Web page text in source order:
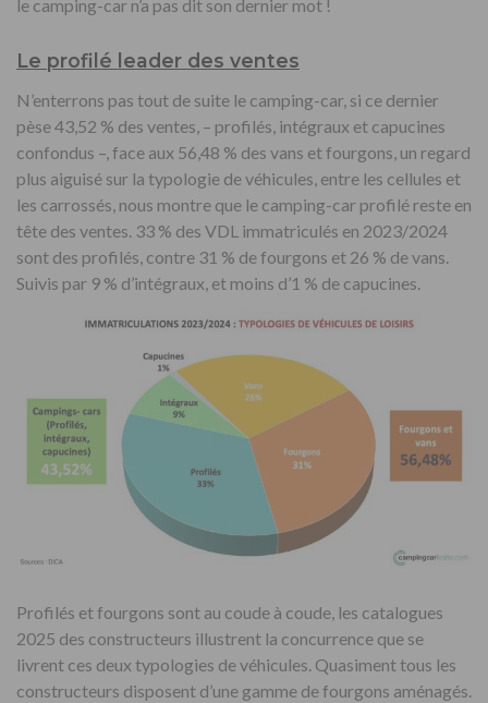
le camping-car n’a pas dit son dernier mot !
Le profilé leader des ventes
N’enterrons pas tout de suite le camping-car, si ce dernier
pèse 43,52 % des ventes, – profilés, intégraux et capucines
confondus –, face aux 56,48 % des vans et fourgons, un regard
plus aiguisé sur la typologie de véhicules, entre les cellules et
les carrossés, nous montre que le camping-car profilé reste en
tête des ventes. 33 % des VDL immatriculés en 2023/2024
sont des profilés, contre 31 % de fourgons et 26 % de vans.
Suivis par 9 % d’intégraux, et moins d’1 % de capucines.
Profilés et fourgons sont au coude à coude, les catalogues
2025 des constructeurs illustrent la concurrence que se
livrent ces deux typologies de véhicules. Quasiment tous les
constructeurs disposent d’une gamme de fourgons aménagés.